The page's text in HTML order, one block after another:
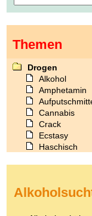
Themen
Drogen
Alkohol
Amphetamin
Cannabis
Crack
Ecstasy
Haschisch
Kokain